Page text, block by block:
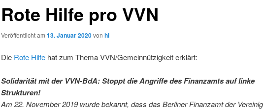
Rote Hilfe pro VVN
Veröffentlicht am 13. Januar 2020von hl
Die Rote Hilfehat zum Thema VVN/Gemeinnützigkeit erklärt:
Solidarität mit der VVN-BdA: Stoppt die Angriffe des Finanzamts auf linke
Strukturen!
Am 22. November 2019 wurde bekannt, dass das Berliner Finanzamt der